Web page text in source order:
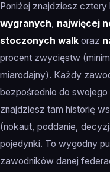
Poniżej znajdziesz cztery
wygranych, najwięcej
stoczonych walk oraz
procent zwycięstw
miarodajny). Każdy
bezpośrednio do swojego
znajdziesz tam historię
(nokaut, poddanie,
pojedynki. To wygodny
zawodników danej